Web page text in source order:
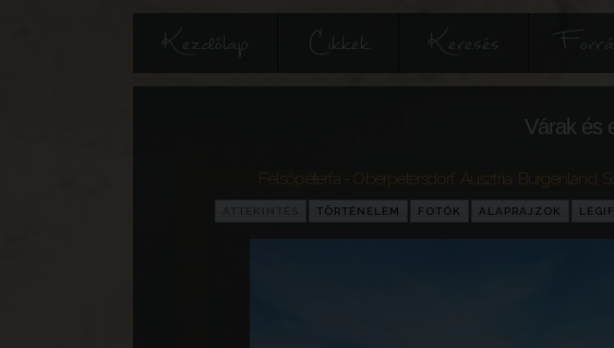
Kezdőlap Cikkek Keresés
Várak és
Felsőpéterfa - Oberpetersdorf Ausztria Burgenland
TÖRTÉNELEM FOTÓK ALAPRAJZOK